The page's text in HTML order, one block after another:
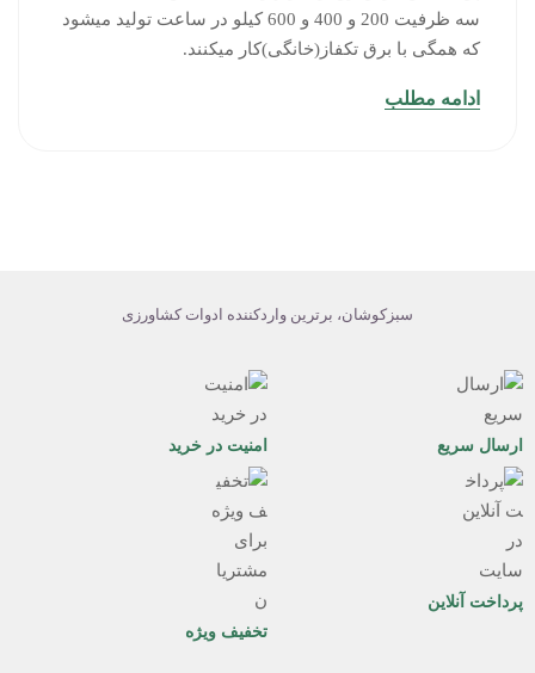
سه ظرفیت 200 و 400 و 600 کیلو در ساعت تولید میشود
که همگی با برق تکفاز(خانگی)کار میکنند.
ادامه مطلب
سبزکوشان، برترین واردکننده ادوات کشاورزی
ارسال سریع امنیت در خرید
پرداخت آنلاین
تخفیف ویژه